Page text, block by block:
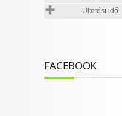
Ültetési idő
FACEBOOK